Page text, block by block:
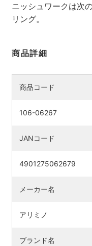
ニッシュワークは次
リング。
商品詳細
商品コード
106-06267
JANコード
4901275062679
メーカー名
アリミノ
ブランド名